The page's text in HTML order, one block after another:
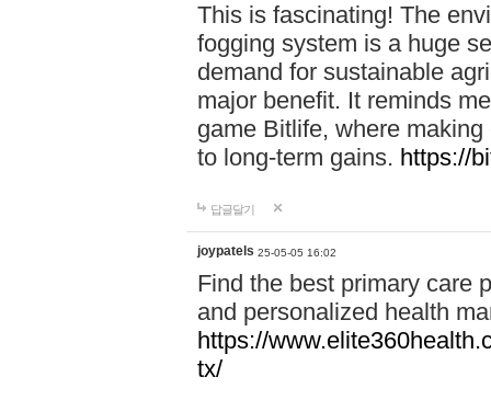
This is fascinating! The
fogging system is a huge
demand for sustainable
major benefit. It reminds
game Bitlife, where
to long-term gains. https://
답글달기
joypatels 25-05-05 16:02
Find the best primary care
and personalized health
https://
tx/